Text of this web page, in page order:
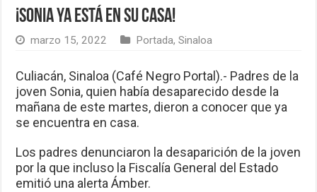
¡Sonia ya está en su casa!
marzo 15, 2022 Portada,Sinaloa
Culiacán, Sinaloa (Café Negro Portal).- Padres de la
joven Sonia, quien había desaparecido desde la
mañana de este martes, dieron a conocer que ya
se encuentra en casa.
Los padres denunciaron la desaparición de la joven
por la que incluso la Fiscalía General del Estado
emitió una alerta Ámber.